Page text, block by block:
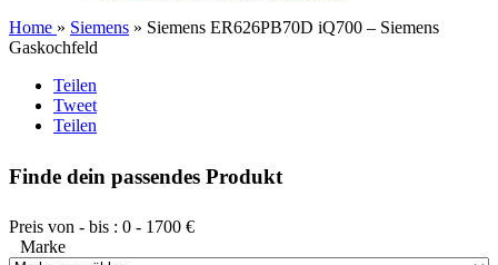
Home » Siemens » Siemens ER626PB70D iQ700 – Siemens
Gaskochfeld
Teilen
Tweet
Teilen
Finde dein passendes Produkt
Preis von - bis : 0 - 1700 €
Marke